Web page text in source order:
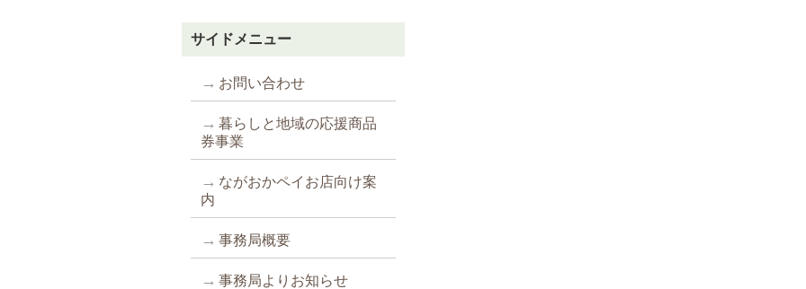
サイドメニュー
お問い合わせ
暮らしと地域の応援商品
券事業
ながおかペイお店向け案
内
事務局概要
事務局よりお知らせ